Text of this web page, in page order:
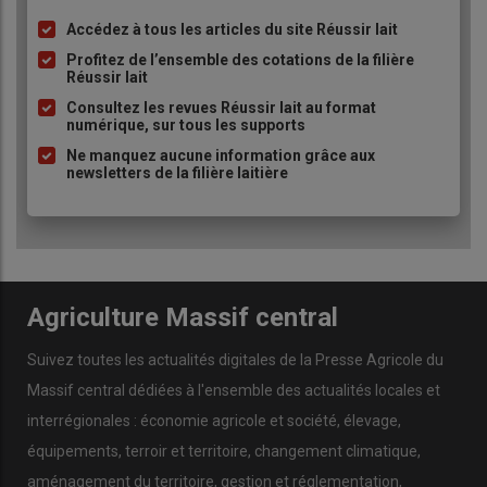
permet de couper », avoue-t-elle avec un sourire. « Je ne me
verrais pas travailler avec mon compagnon tous les jours. »
« Ensemble, on est plus
forts »
"Le but, c’est de faire avancer
les choses. Remonter les
problématiques, inciter les
jeunes à s’installer, les
accompagner et montrer qu’on
est là pour représenter le métier.
Liste
à
puce
Accédez à tous les articles du site Réussir lait
Profitez de l’ensemble des cotations de la filière
Réussir lait
Consultez les revues Réussir lait au format
numérique, sur tous les supports
Ne manquez aucune information grâce aux
newsletters de la filière laitière
Agriculture Massif central
Suivez toutes les actualités digitales de la Presse Agricole du
Massif central dédiées à l'ensemble des actualités locales et
interrégionales : économie agricole et société, élevage,
équipements, terroir et territoire, changement climatique,
aménagement du territoire, gestion et réglementation,